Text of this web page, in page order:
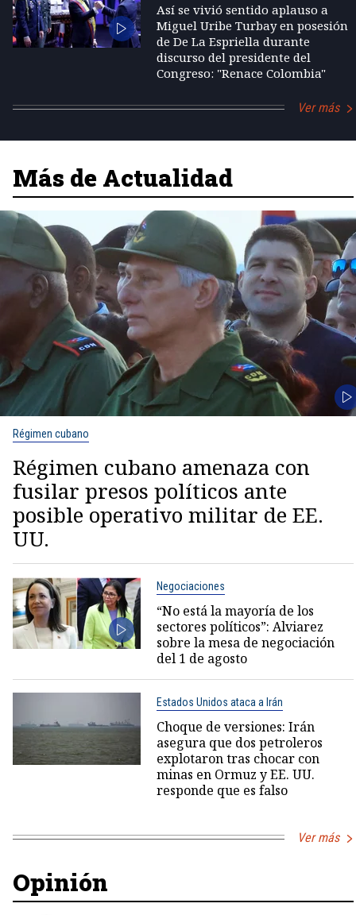
Así se vivió sentido aplauso a
Miguel Uribe Turbay en posesión
de De La Espriella durante
discurso del presidente del
Congreso: "Renace Colombia"
Ver más
Más de Actualidad
Régimen cubano
Régimen cubano amenaza con
fusilar presos políticos ante
posible operativo militar de EE.
UU.
Negociaciones
“No está la mayoría de los
sectores políticos”: Alviarez
sobre la mesa de negociación
del 1 de agosto
Estados Unidos ataca a Irán
Choque de versiones: Irán
asegura que dos petroleros
explotaron tras chocar con
minas en Ormuz y EE. UU.
responde que es falso
Ver más
Opinión